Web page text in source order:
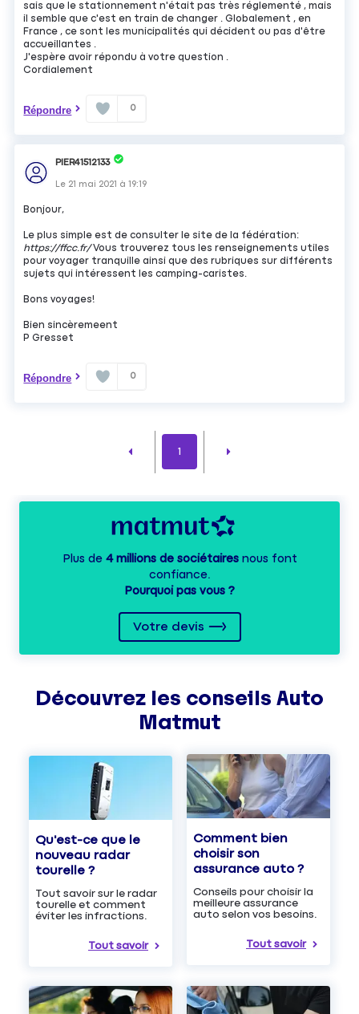
sais que le stationnement n'était pas très réglementé , mais
il semble que c'est en train de changer . Globalement , en
France , ce sont les municipalités qui décident ou pas d'être
accueillantes .
J'espère avoir répondu à votre question .
Cordialement
Répondre 0
PIER41512133
Le 21 mai 2021 à19:19
Bonjour,
Le plus simple est de consulter le site de la fédération:
https://ffcc.fr/Vous trouverez tous les renseignements utiles
pour voyager tranquille ainsi que des rubriques sur différents
sujets qui intéressent les camping-caristes.
Bons voyages!
Bien sincèremeent
P Gresset
Répondre 0
1
Plus de 4 millions de sociétairesnous font
confiance.
Pourquoi pas vous ?
Votre devis
Découvrez les conseils Auto
Matmut
Qu'est-ce que le
nouveau radar
tourelle ?
Tout savoir sur le radar
tourelle et comment
éviter les infractions.
Tout savoir
Comment bien
choisir son
assurance auto ?
Conseils pour choisir la
meilleure assurance
auto selon vos besoins.
Tout savoir